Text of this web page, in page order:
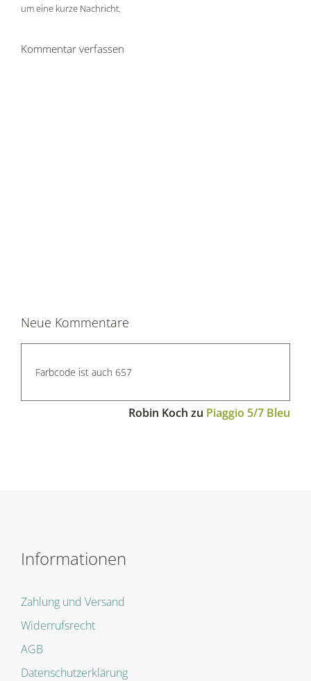
um eine kurze Nachricht.
Kommentar verfassen
Neue Kommentare
Farbcode ist auch 657
Robin Koch zu Piaggio 5/7 Bleu
Informationen
Zahlung und Versand
Widerrufsrecht
AGB
Datenschutzerklärung